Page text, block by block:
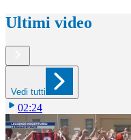
Ultimi video
Vedi tutti
02:24